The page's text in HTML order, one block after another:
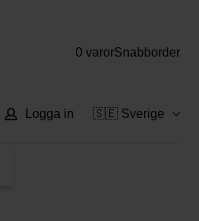
0 varorSnabborder
Logga in 🇸🇪 Sverige